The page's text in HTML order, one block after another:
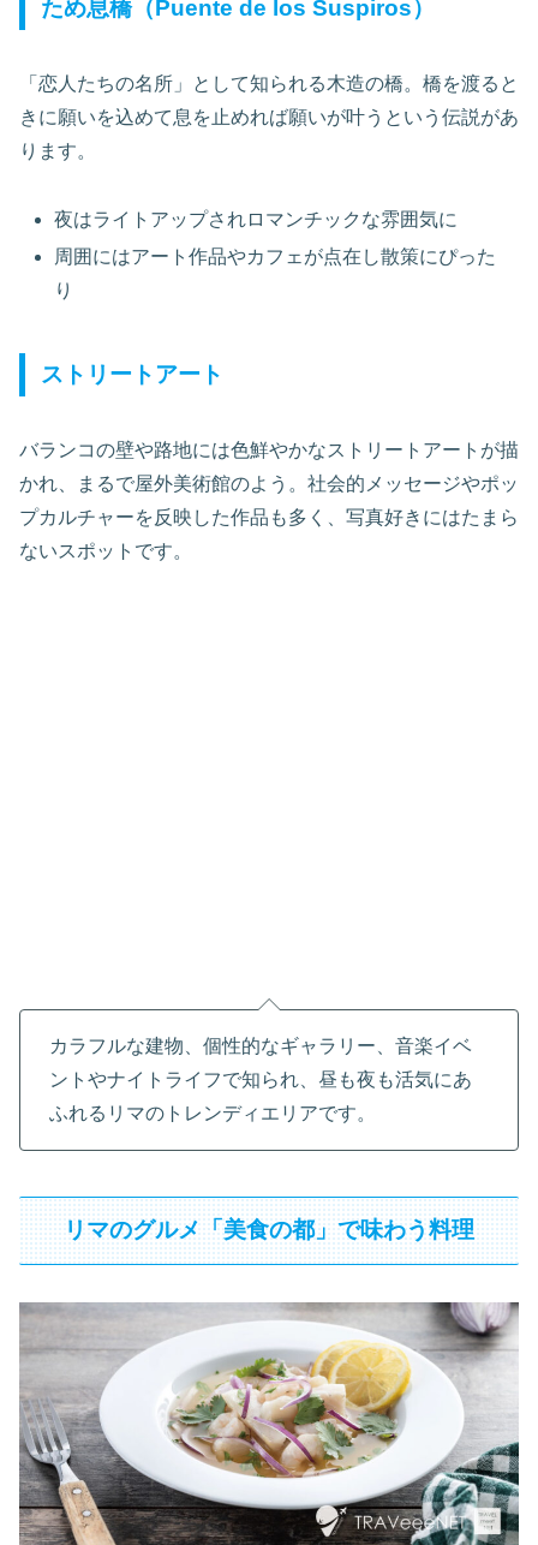
ため息橋（Puente de los Suspiros）
「恋人たちの名所」として知られる木造の橋。橋を渡ると
きに願いを込めて息を止めれば願いが叶うという伝説があ
ります。
夜はライトアップされロマンチックな雰囲気に
周囲にはアート作品やカフェが点在し散策にぴった
り
ストリートアート
バランコの壁や路地には色鮮やかなストリートアートが描
かれ、まるで屋外美術館のよう。社会的メッセージやポッ
プカルチャーを反映した作品も多く、写真好きにはたまら
ないスポットです。
カラフルな建物、個性的なギャラリー、音楽イベ
ントやナイトライフで知られ、昼も夜も活気にあ
ふれるリマのトレンディエリアです。
リマのグルメ「美食の都」で味わう料理